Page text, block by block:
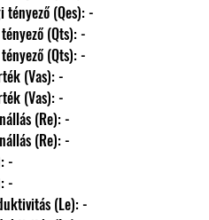
jósági tényező (Qes): -
tényező (Qts): -
tényező (Qts): -
(Vas): -
(Vas): -
(Re): -
(Re): -
-
-
induktivitás (Le): -